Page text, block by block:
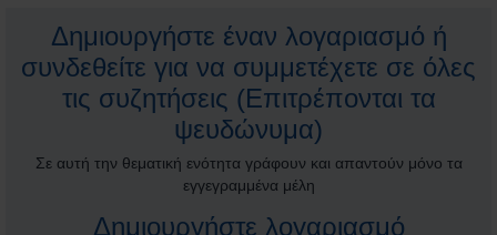
Δημιουργήστε έναν λογαριασμό ή
συνδεθείτε για να συμμετέχετε σε όλες
τις συζητήσεις (Επιτρέπονται τα
ψευδώνυμα)
Σε αυτή την θεματική ενότητα γράφουν και απαντούν μόνο τα
εγγεγραμμένα μέλη
Δημιουργήστε λογαριασμό